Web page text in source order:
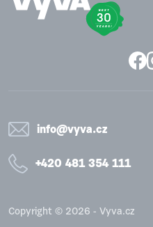
info@vyva.cz
+420 481 354 111
Copyright © 2026 - Vyva.cz